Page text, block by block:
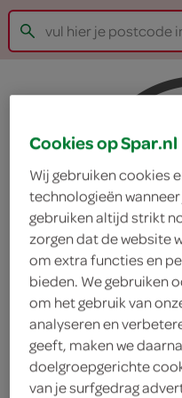
Cookies op Spar.nl
Wij gebruiken cookies
technologieën
gebruiken altijd strikt
zorgen dat de website
om extra functies en
bieden. We gebruiken
om het gebruik van
analyseren en
geeft, maken we
doelgroepgerichte
van je surfgedrag